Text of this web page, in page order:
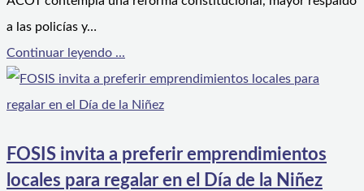
a las policías y…
Continuar leyendo ...
FOSIS invita a preferir emprendimientos
locales para regalar en el Día de la Niñez